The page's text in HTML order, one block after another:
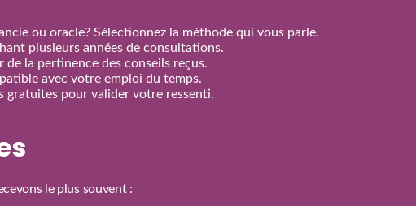
ou oracle? Sélectionnez la méthode qui vous parle.
plusieurs années de consultations.
de la pertinence des conseils reçus.
avec votre emploi du temps.
gratuites pour valider votre ressenti.
le plus souvent :